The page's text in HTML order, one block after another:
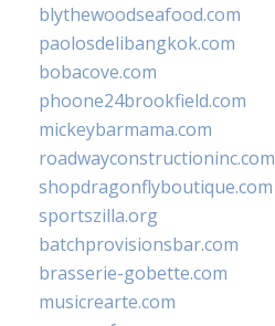
blythewoodseafood.com
paolosdelibangkok.com
bobacove.com
phoone24brookfield.com
mickeybarmama.com
roadwayconstructioninc.com
shopdragonflyboutique.com
sportszilla.org
batchprovisionsbar.com
brasserie-gobette.com
musicrearte.com